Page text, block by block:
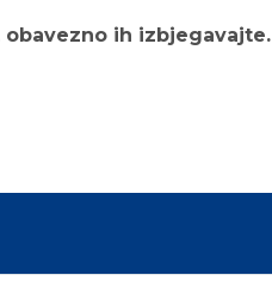
ih izbjegavajte.